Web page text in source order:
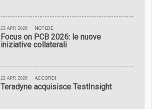
23 APR 2026 NOTIZIE
Focus on PCB 2026: le nuove
iniziative collaterali
22 APR 2026 ACCORDI
Teradyne acquisisce TestInsight